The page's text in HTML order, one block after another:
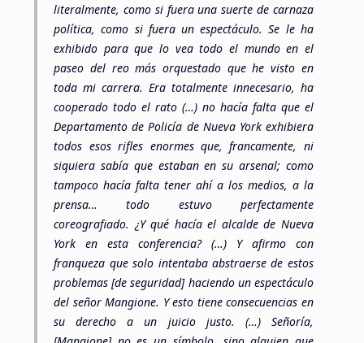
literalmente, como si fuera una suerte de carnaza
política, como si fuera un espectáculo. Se le ha
exhibido para que lo vea todo el mundo en el
paseo del reo más orquestado que he visto en
toda mi carrera. Era totalmente innecesario, ha
cooperado todo el rato (…) no hacía falta que el
Departamento de Policía de Nueva York exhibiera
todos esos rifles enormes que, francamente, ni
siquiera sabía que estaban en su arsenal; como
tampoco hacía falta tener ahí a los medios, a la
prensa… todo estuvo perfectamente
coreografiado. ¿Y qué hacía el alcalde de Nueva
York en esta conferencia? (…) Y afirmo con
franqueza que solo intentaba abstraerse de estos
problemas [de seguridad] haciendo un espectáculo
del señor Mangione. Y esto tiene consecuencias en
su derecho a un juicio justo. (…) Señoría,